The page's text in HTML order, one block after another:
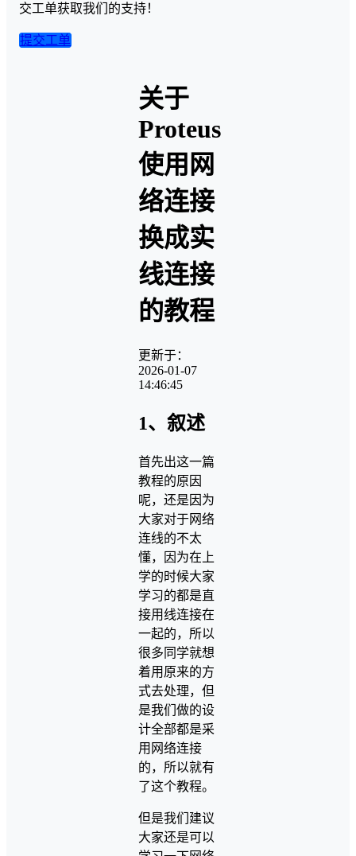
交工单获取我们的支持！
提交工单
关于
Proteus
使用网
络连接
换成实
线连接
的教程
更新于：
2026-01-07
14:46:45
1、叙述
首先出这一篇
教程的原因
呢，还是因为
大家对于网络
连线的不太
懂，因为在上
学的时候大家
学习的都是直
接用线连接在
一起的，所以
很多同学就想
着用原来的方
式去处理，但
是我们做的设
计全部都是采
用网络连接
的，所以就有
了这个教程。
但是我们建议
大家还是可以